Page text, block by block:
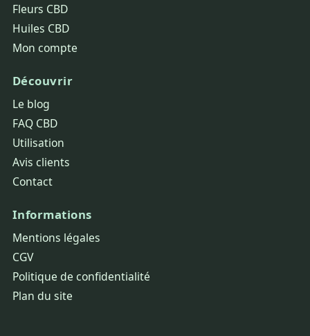
Fleurs CBD
Huiles CBD
Mon compte
Découvrir
Le blog
FAQ CBD
Utilisation
Avis clients
Contact
Informations
Mentions légales
CGV
Politique de confidentialité
Plan du site